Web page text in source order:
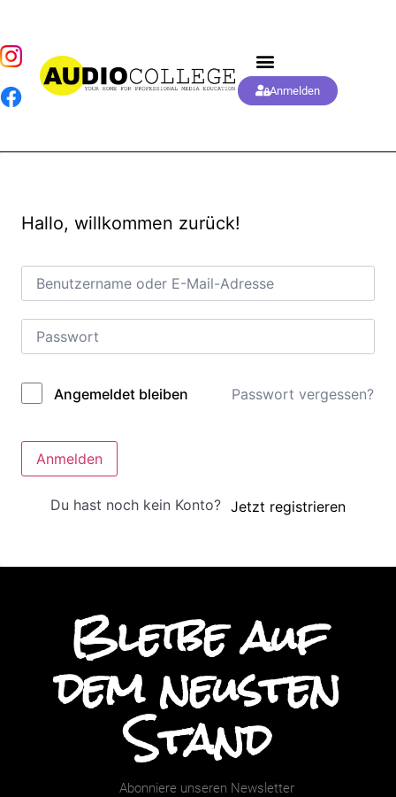
Anmelden
Hallo, willkommen zurück!
Alternative:
Angemeldet bleiben Passwort vergessen?
Anmelden
Du hast noch kein Konto? Jetzt registrieren
Bleibe auf
dem neusten
Stand
Abonniere unseren Newsletter